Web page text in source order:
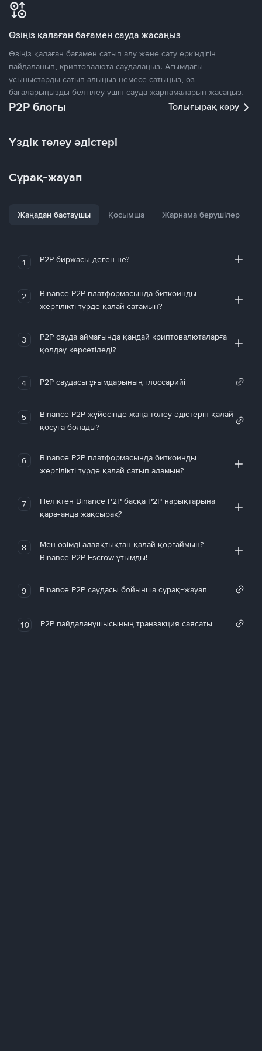
Өзіңіз қалаған бағамен сауда жасаңыз
Өзіңіз қалаған бағамен сатып алу және сату еркіндігін
пайдаланып, криптовалюта саудалаңыз. Ағымдағы
ұсыныстарды сатып алыңыз немесе сатыңыз, өз
бағаларыңызды белгілеу үшін сауда жарнамаларын жасаңыз.
P2P блогы Толығырақ көру
Үздік төлеу әдістері
Сұрақ-жауап
Жаңадан бастаушы Қосымша Жарнама берушілер
1 P2P биржасы деген не?
2
Binance P2P платформасында биткоинды
жергілікті түрде қалай сатамын?
3
P2P сауда аймағында қандай криптовалюталарға
қолдау көрсетіледі?
4 P2P саудасы ұғымдарының глоссарийі
5
Binance P2P жүйесінде жаңа төлеу әдістерін қалай
қосуға болады?
6
Binance P2P платформасында биткоинды
жергілікті түрде қалай сатып аламын?
7
Неліктен Binance P2P басқа P2P нарықтарына
қарағанда жақсырақ?
8
Мен өзімді алаяқтықтан қалай қорғаймын?
Binance P2P Escrow ұтымды!
9 Binance P2P саудасы бойынша сұрақ-жауап
10 P2P пайдаланушысының транзакция саясаты